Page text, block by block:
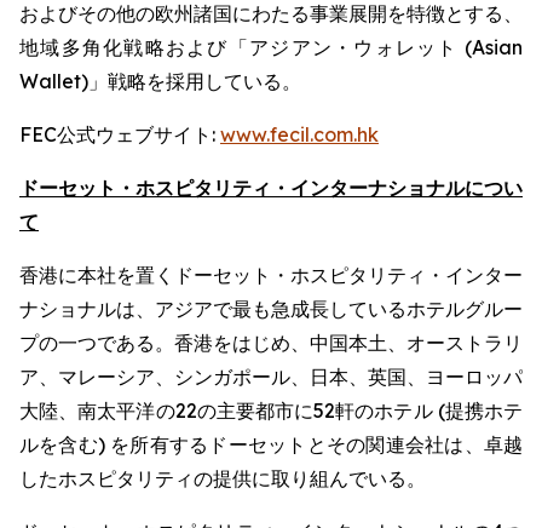
およびその他の欧州諸国にわたる事業展開を特徴とする、
地域多角化戦略および「アジアン・ウォレット (Asian
Wallet)」戦略を採用している。
FEC公式ウェブサイト: www.fecil.com.hk
ドーセット・ホスピタリティ・インターナショナルについ
て
香港に本社を置くドーセット・ホスピタリティ・インター
ナショナルは、アジアで最も急成長しているホテルグルー
プの一つである。香港をはじめ、中国本土、オーストラリ
ア、マレーシア、シンガポール、日本、英国、ヨーロッパ
大陸、南太平洋の22の主要都市に52軒のホテル (提携ホテ
ルを含む) を所有するドーセットとその関連会社は、卓越
したホスピタリティの提供に取り組んでいる。